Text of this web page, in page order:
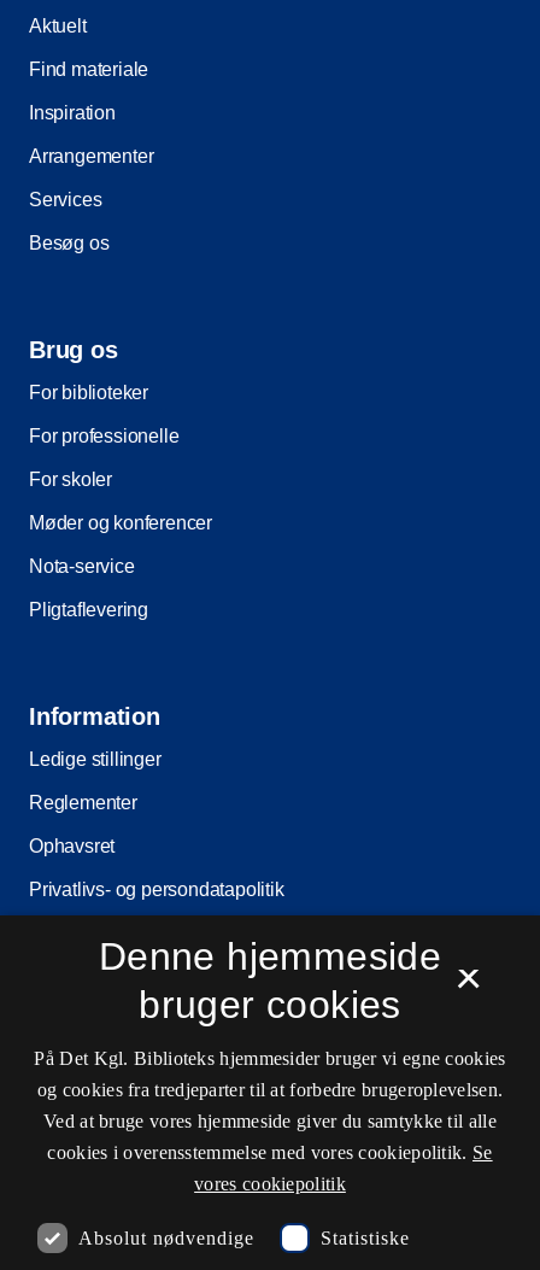
Aktuelt
Find materiale
Inspiration
Arrangementer
Services
Besøg os
Brug os
For biblioteker
For professionelle
For skoler
Møder og konferencer
Nota-service
Pligtaflevering
Information
Ledige stillinger
Reglementer
Ophavsret
Privatlivs- og persondatapolitik
Cookieindstillinger
Kontaktinformationer
Åbningstider
×
Denne hjemmeside
bruger cookies
På Det Kgl. Biblioteks hjemmesider bruger vi egne cookies
og cookies fra tredjeparter til at forbedre brugeroplevelsen.
Ved at bruge vores hjemmeside giver du samtykke til alle
cookies i overensstemmelse med vores cookiepolitik. Se
vores cookiepolitik
Absolut nødvendige Statistiske